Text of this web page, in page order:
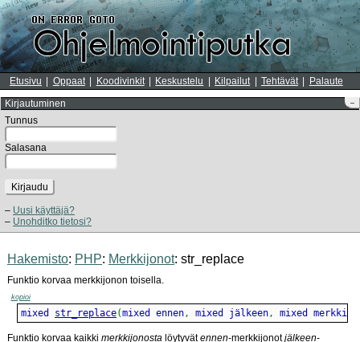
Etusivu Oppaat Koodivinkit Keskustelu Kilpailut Tehtävät Palaute
–
Kirjautuminen
Tunnus
Salasana
Kirjaudu
Uusi käyttäjä?
Unohditko tietosi?
Hakemisto: PHP: Merkkijonot: str_replace
Funktio korvaa merkkijonon toisella.
kopioi
mixed str_replace(mixed ennen, mixed jälkeen, mixed
Funktio korvaa kaikki merkkijonosta löytyvätennen-merkkijonotjälkeen-